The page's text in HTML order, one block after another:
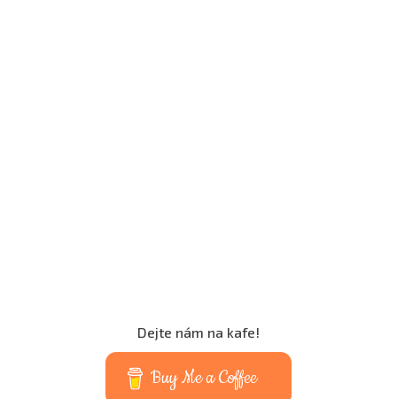
Dejte nám na kafe!
Buy Me a Coffee